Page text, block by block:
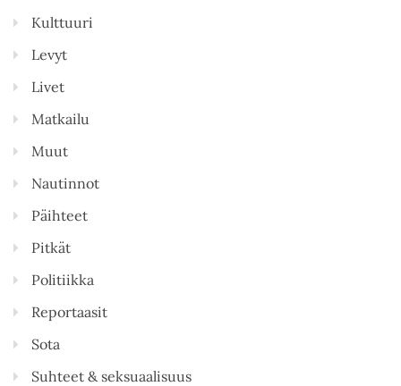
Kulttuuri
Levyt
Livet
Matkailu
Muut
Nautinnot
Päihteet
Pitkät
Politiikka
Reportaasit
Sota
Suhteet & seksuaalisuus